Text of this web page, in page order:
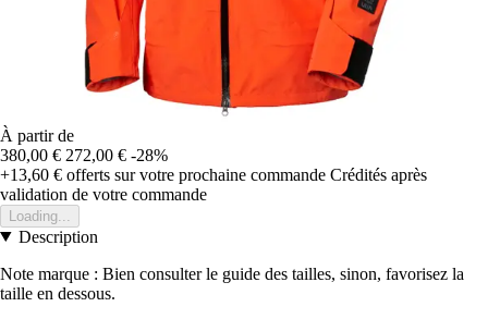
À partir de
380,00 € 272,00 € -28%
+13,60 € offerts sur votre prochaine commande Crédités après
validation de votre commande
Loading...
Description
Note marque : Bien consulter le guide des tailles, sinon, favorisez la
taille en dessous.